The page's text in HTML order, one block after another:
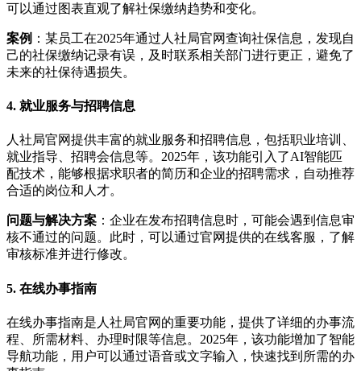
可以通过图表直观了解社保缴纳趋势和变化。
案例 ：某员工在2025年通过人社局官网查询社保信息，发现自
己的社保缴纳记录有误，及时联系相关部门进行更正，避免了
未来的社保待遇损失。
4. 就业服务与招聘信息
人社局官网提供丰富的就业服务和招聘信息，包括职业培训、
就业指导、招聘会信息等。2025年，该功能引入了AI智能匹
配技术，能够根据求职者的简历和企业的招聘需求，自动推荐
合适的岗位和人才。
问题与解决方案 ：企业在发布招聘信息时，可能会遇到信息审
核不通过的问题。此时，可以通过官网提供的在线客服，了解
审核标准并进行修改。
5. 在线办事指南
在线办事指南是人社局官网的重要功能，提供了详细的办事流
程、所需材料、办理时限等信息。2025年，该功能增加了智能
导航功能，用户可以通过语音或文字输入，快速找到所需的办